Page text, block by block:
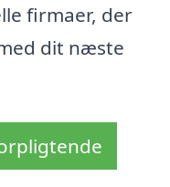
firmaer, der
dit næste